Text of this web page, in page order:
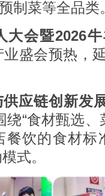
制菜等全品类
大会暨2026
盛会预热，
应链创新发
绕“食材甄选
餐饮的食材标
式。